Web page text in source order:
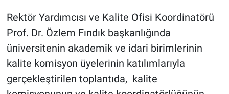
Rektör Yardımcısı ve Kalite Ofisi Koordinatörü
Prof. Dr. Özlem Fındık başkanlığında
üniversitenin akademik ve idari birimlerinin
kalite komisyon üyelerinin katılımlarıyla
gerçekleştirilen toplantıda, kalite
Kırşehir
Yerel
Genel